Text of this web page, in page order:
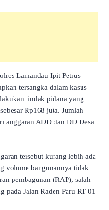
Lamandau Ipit Petrus
tersangka dalam kasus
tindak pidana yang
Rp168 juta. Jumlah
anggaran ADD dan DD Desa
tersebut kurang lebih ada
volume bangunannya tidak
pembagunan (RAP), salah
pada Jalan Raden Paru RT 01